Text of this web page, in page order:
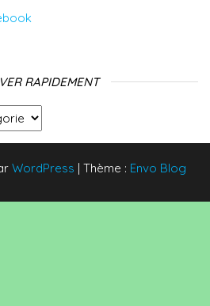
RAPIDEMENT
WordPress | Thème : Envo Blog